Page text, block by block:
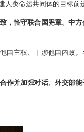
类命运共同体的目标前
，恪守联合国宪章。中方
国主权、干涉他国内政。
作并加强对话。外交部能